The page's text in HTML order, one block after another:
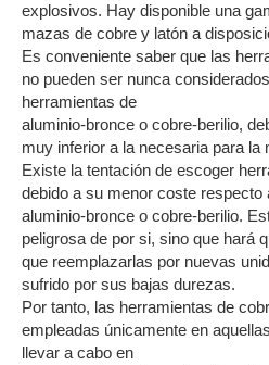
explosivos. Hay disponible una
mazas de cobre y latón a
Es conveniente saber que las
no pueden ser nunca
herramientas de
aluminio-bronce o cobre-berilio,
muy inferior a la necesaria para la
Existe la tentación de escoger
debido a su menor coste respecto
aluminio-bronce o cobre-berilio.
peligrosa de por si, sino que hará
que reemplazarlas por nuevas
sufrido por sus bajas durezas.
Por tanto, las herramientas de
empleadas únicamente en
llevar a cabo en